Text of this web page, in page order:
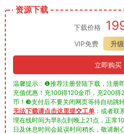
资源下载
下载价格
VIP免费
升
立即购买
温馨提示：❶推荐注册登陆下载，注册
充值优惠！充100得120金币，充200
币！❸支付后不要关闭网页等待自动跳
无法下载请点击这里提交工单 ：或者
理在线时间为早8点到晚上21点，正常
日及休息时间会延误时间稍长，敬请耐